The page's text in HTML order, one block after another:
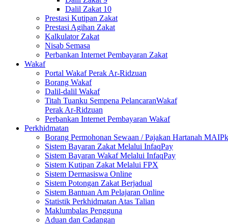
Dalil Zakat 10
Prestasi Kutipan Zakat
Prestasi Agihan Zakat
Kalkulator Zakat
Nisab Semasa
Perbankan Internet Pembayaran Zakat
Wakaf
Portal Wakaf Perak Ar-Ridzuan
Borang Wakaf
Dalil-dalil Wakaf
Titah Tuanku Sempena PelancaranWakaf
Perak Ar-Ridzuan
Perbankan Internet Pembayaran Wakaf
Perkhidmatan
Borang Permohonan Sewaan / Pajakan Hartanah MAIPk
Sistem Bayaran Zakat Melalui InfaqPay
Sistem Bayaran Wakaf Melalui InfaqPay
Sistem Kutipan Zakat Melalui FPX
Sistem Dermasiswa Online
Sistem Potongan Zakat Berjadual
Sistem Bantuan Am Pelajaran Online
Statistik Perkhidmatan Atas Talian
Maklumbalas Pengguna
Aduan dan Cadangan